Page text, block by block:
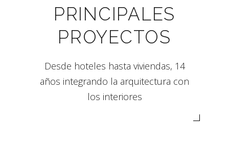
PRINCIPALES
PROYECTOS
Desde hoteles hasta viviendas, 14
años integrando la arquitectura con
los interiores